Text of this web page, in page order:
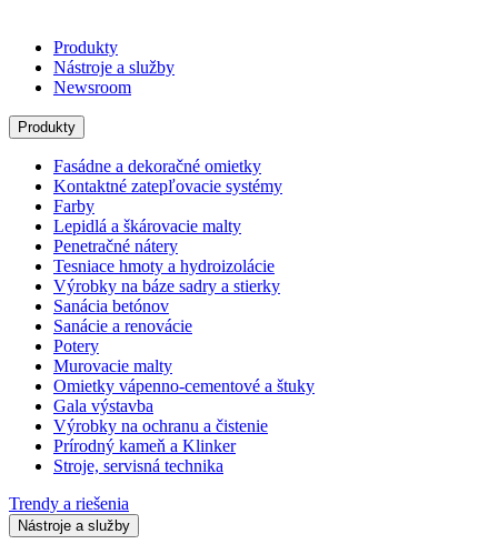
Produkty
Nástroje a služby
Newsroom
Produkty
Fasádne a dekoračné omietky
Kontaktné zatepľovacie systémy
Farby
Lepidlá a škárovacie malty
Penetračné nátery
Tesniace hmoty a hydroizolácie
Výrobky na báze sadry a stierky
Sanácia betónov
Sanácie a renovácie
Potery
Murovacie malty
Omietky vápenno-cementové a štuky
Gala výstavba
Výrobky na ochranu a čistenie
Prírodný kameň a Klinker
Stroje, servisná technika
Trendy a riešenia
Nástroje a služby